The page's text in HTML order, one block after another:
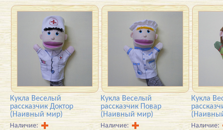
Кукла Веселый
рассказчик Доктор
(Наивный мир)
Наличие:
Кукла Веселый
рассказчик Повар
(Наивный мир)
Наличие:
Кукла
Наличие: